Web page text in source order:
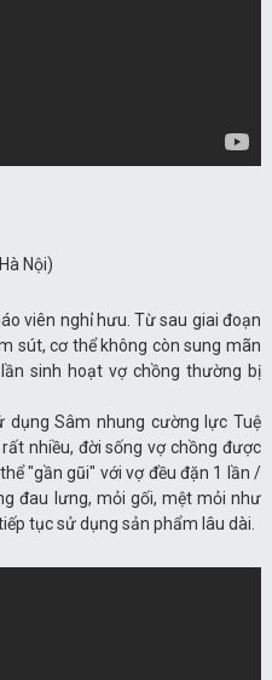
Nội)
viên nghỉ hưu. Từ sau giai đoạn
sút, cơ thể không còn sung mãn
sinh hoạt vợ chồng thường bị
dụng Sâm nhung cường lực Tuệ
nhiều, đời sống vợ chồng được
"gần gũi" với vợ đều đặn 1 lần /
đau lưng, mỏi gối, mệt mỏi như
tục sử dụng sản phẩm lâu dài.